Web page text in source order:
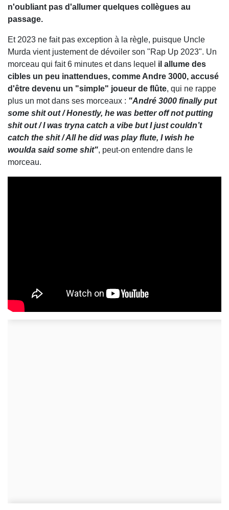
n'oubliant pas d'allumer quelques collègues au
passage.
Et 2023 ne fait pas exception à la règle, puisque Uncle
Murda vient justement de dévoiler son "Rap Up 2023". Un
morceau qui fait 6 minutes et dans lequel il allume des
cibles un peu inattendues, comme Andre 3000, accusé
d'être devenu un "simple" joueur de flûte, qui ne rappe
plus un mot dans ses morceaux : "André 3000 finally put
some shit out / Honestly, he was better off not putting
shit out / I was tryna catch a vibe but I just couldn’t
catch the shit / All he did was play flute, I wish he
woulda said some shit", peut-on entendre dans le
morceau.